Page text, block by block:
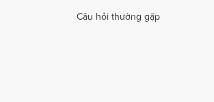
Câu hỏi thường gặp